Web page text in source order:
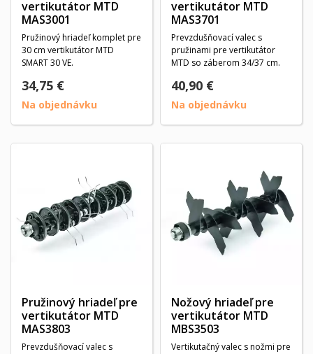
vertikutátor MTD
MAS3001
Pružinový hriadeľ komplet pre
30 cm vertikutátor MTD
SMART 30 VE.
34,75 €
Na objednávku
vertikutátor MTD
MAS3701
Prevzdušňovací valec s
pružinami pre vertikutátor
MTD so záberom 34/37 cm.
40,90 €
Na objednávku
Pružinový hriadeľ pre
vertikutátor MTD
MAS3803
Prevzdušňovací valec s
Nožový hriadeľ pre
vertikutátor MTD
MBS3503
Vertikutačný valec s nožmi pre